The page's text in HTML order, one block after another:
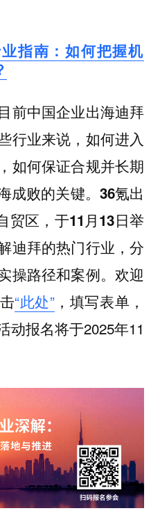
指南：如何把握机
前中国企业出海迪拜
行业来说，如何进入
如何保证合规并长期
成败的关键。 36氪出
贸区，于11月13日举
迪拜的热门行业，分
操路径和案例。 欢迎
“此处”，填写表单，
动报名将于2025年11